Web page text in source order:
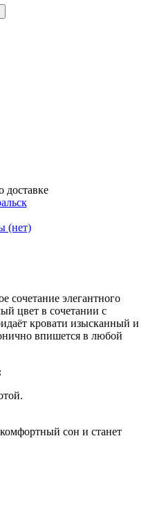
(нет)
сочетание элегантного
цвет в сочетании с
кровати изысканный и
впишется в любой
сон и станет